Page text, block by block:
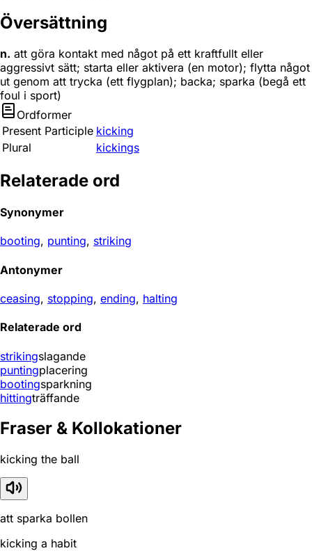
Översättning
n. att göra kontakt med något på ett kraftfullt eller
aggressivt sätt; starta eller aktivera (en motor); flytta något
ut genom att trycka (ett flygplan); backa; sparka (begå ett
foul i sport)
Ordformer
Present Participle kicking
Plural
kickings
Relaterade ord
Synonymer
booting, punting, striking
Antonymer
ceasing, stopping, ending, halting
Relaterade ord
strikingslagande
puntingplacering
bootingsparkning
hittingträffande
Fraser & Kollokationer
kicking the ball
att sparka bollen
kicking a habit